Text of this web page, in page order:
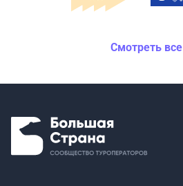
Смотреть все